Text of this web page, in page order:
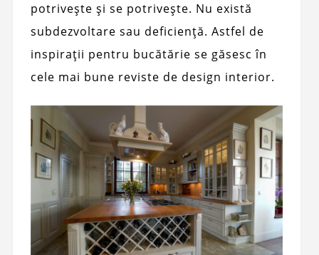
potrivește și se potrivește. Nu există
subdezvoltare sau deficiență. Astfel de
inspirații pentru bucătărie se găsesc în
cele mai bune reviste de design interior.